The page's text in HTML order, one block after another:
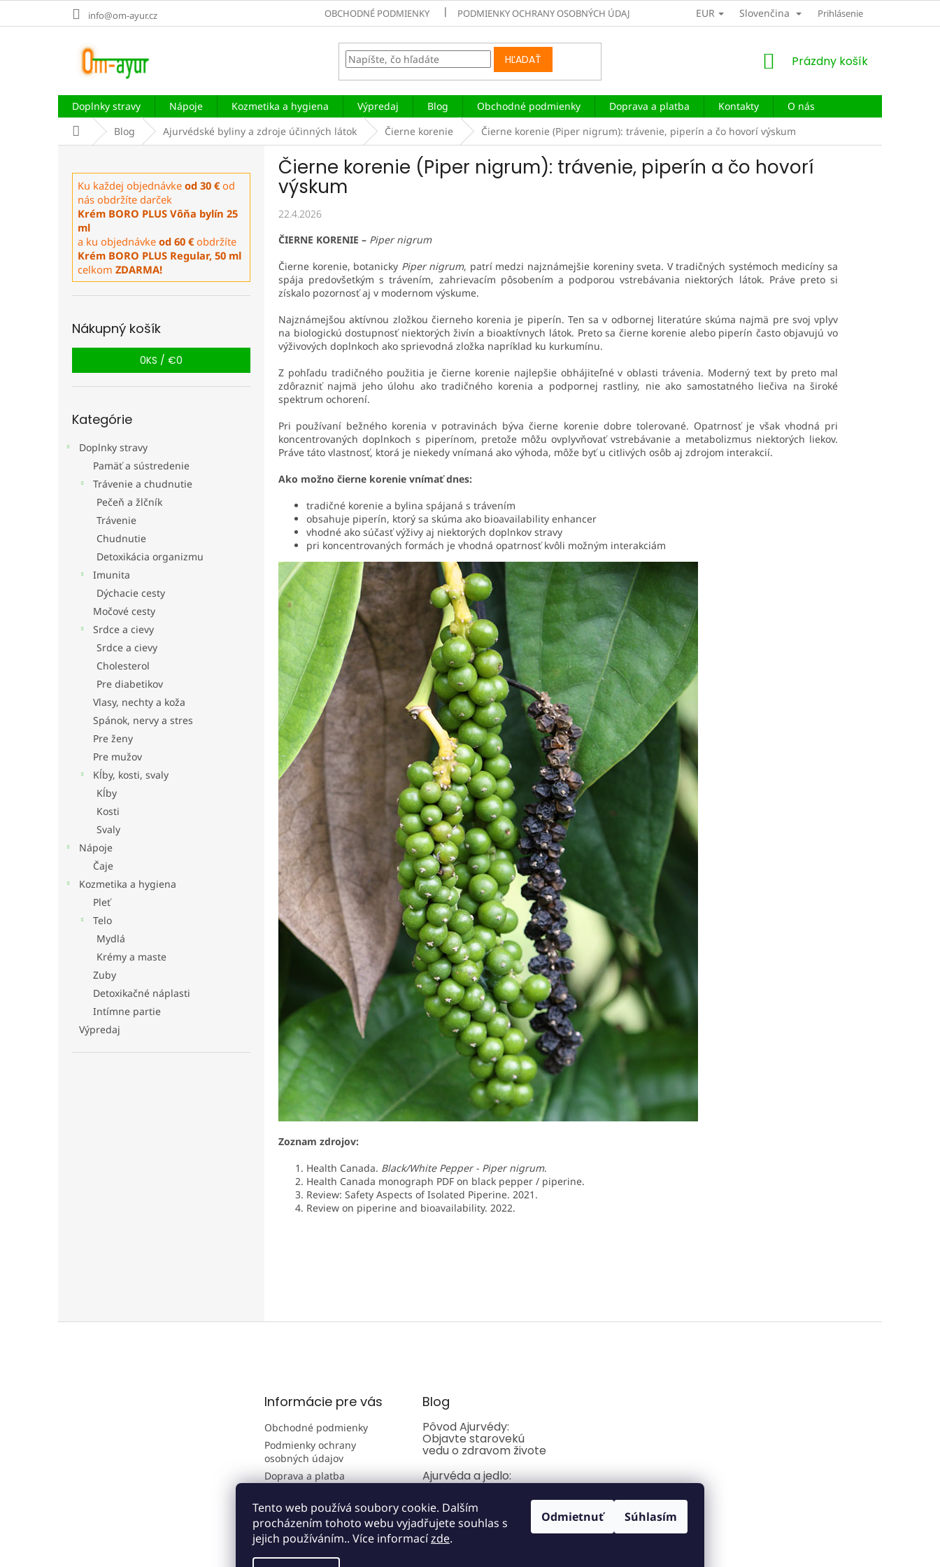
Tento web používá soubory cookie. Dalším
procházením tohoto webu vyjadřujete souhlas s
jejich používáním.. Více informacízde.
Odmietnuť Súhlasím
info@om-ayur.cz OBCHODNÉ PODMIENKY PODMIENKY OCHRANY OSOBNÝCH ÚDAJOV DOPRAVA A PLATBA
EUR Slovenčina Prihlásenie
HĽADAŤ
NÁKUPNÝ
Prázdny košík
Doplnky stravy Nápoje Kozmetika a hygiena Výpredaj Blog Obchodné podmienky Doprava a platba Kontakty
O nás
DomovBlog Ajurvédské byliny a zdroje účinných látok Čierne korenie Čierne korenie (Piper nigrum): trávenie, piperín a čo hovorí výskum
Ku každej objednávke od 30 € od
nás obdržíte darček
Krém BORO PLUS Vôňa bylín 25
ml
a ku objednávke od 60 € obdržíte
Krém BORO PLUS Regular, 50 ml
celkom ZDARMA!
Nákupný košík
0KS / €0
kategórie
Kategórie
Doplnky stravy
Pamäť a sústredenie
Trávenie a chudnutie
Pečeň a žlčník
Trávenie
Chudnutie
Detoxikácia organizmu
Imunita
Dýchacie cesty
Močové cesty
Srdce a cievy
Srdce a cievy
Cholesterol
Pre diabetikov
Vlasy, nechty a koža
Spánok, nervy a stres
Pre ženy
Pre mužov
Kĺby, kosti, svaly
Kĺby
Kosti
Svaly
Nápoje
Čaje
Kozmetika a hygiena
Pleť
Telo
Mydlá
Krémy a maste
Zuby
Detoxikačné náplasti
Intímne partie
Výpredaj
Čierne korenie (Piper nigrum): trávenie, piperín a čo hovorí
výskum
22.4.2026
ČIERNE KORENIE – Piper nigrum
Čierne korenie, botanicky Piper nigrum, patrí medzi najznámejšie koreniny sveta. V tradičných systémoch medicíny sa
spája predovšetkým s trávením, zahrievacím pôsobením a podporou vstrebávania niektorých látok. Práve preto si
získalo pozornosť aj v modernom výskume.
Najznámejšou aktívnou zložkou čierneho korenia je piperín. Ten sa v odbornej literatúre skúma najmä pre svoj vplyv
na biologickú dostupnosť niektorých živín a bioaktívnych látok. Preto sa čierne korenie alebo piperín často objavujú vo
výživových doplnkoch ako sprievodná zložka napríklad ku kurkumínu.
Z pohľadu tradičného použitia je čierne korenie najlepšie obhájiteľné v oblasti trávenia. Moderný text by preto mal
zdôrazniť najmä jeho úlohu ako tradičného korenia a podpornej rastliny, nie ako samostatného liečiva na široké
spektrum ochorení.
Pri používaní bežného korenia v potravinách býva čierne korenie dobre tolerované. Opatrnosť je však vhodná pri
koncentrovaných doplnkoch s piperínom, pretože môžu ovplyvňovať vstrebávanie a metabolizmus niektorých liekov.
Práve táto vlastnosť, ktorá je niekedy vnímaná ako výhoda, môže byť u citlivých osôb aj zdrojom interakcií.
Ako možno čierne korenie vnímať dnes:
tradičné korenie a bylina spájaná s trávením
obsahuje piperín, ktorý sa skúma ako bioavailability enhancer
vhodné ako súčasť výživy aj niektorých doplnkov stravy
pri koncentrovaných formách je vhodná opatrnosť kvôli možným interakciám
Zoznam zdrojov:
Health Canada. Black/White Pepper - Piper nigrum.
Health Canada monograph PDF on black pepper / piperine.
Review: Safety Aspects of Isolated Piperine. 2021.
Review on piperine and bioavailability. 2022.
Informácie pre vás
Obchodné podmienky
Podmienky ochrany
osobných údajov
Doprava a platba
Blog
Pôvod Ajurvédy:
Objavte starovekú
vedu o zdravom živote
Ajurvéda a jedlo:
Sprievodca
kombináciami potravín
Úvod do Ajurvédy